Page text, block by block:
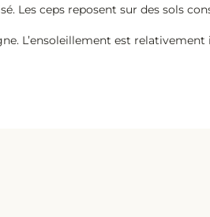
Les ceps reposent sur des sols
L’ensoleillement est